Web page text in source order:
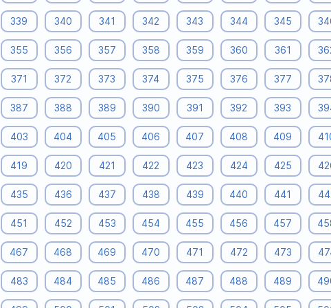
339 340 341 342 343 344 345
355 356 357 358 359 360 361
371 372 373 374 375 376 377
387 388 389 390 391 392 393
403 404 405 406 407 408 409
419 420 421 422 423 424 425
435 436 437 438 439 440 441
451 452 453 454 455 456 457
467 468 469 470 471 472 473
483 484 485 486 487 488 489